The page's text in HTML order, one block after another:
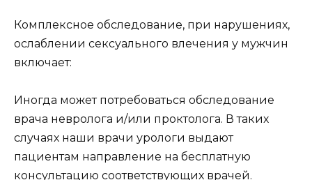
Комплексное обследование, при нарушениях,
ослаблении сексуального влечения у мужчин
включает:
Иногда может потребоваться обследование
врача невролога и/или проктолога. В таких
случаях наши врачи урологи выдают
пациентам направление на бесплатную
консультацию соответствующих врачей.